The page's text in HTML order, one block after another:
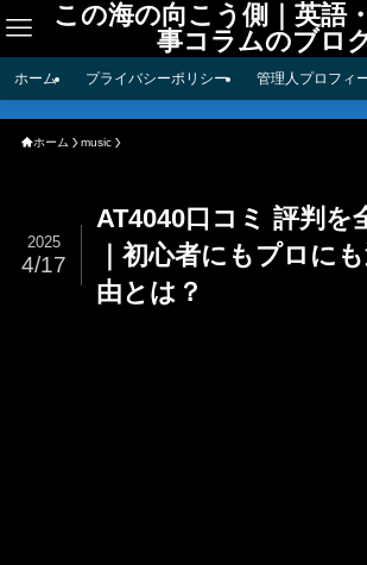
この海の向こう側｜英語
事コラムのブロ
ホーム プライバシーポリシー 管理人プロフィ
ホーム music
AT4040口コミ 評判を
｜初心者にもプロに
由とは？
2025
4/17